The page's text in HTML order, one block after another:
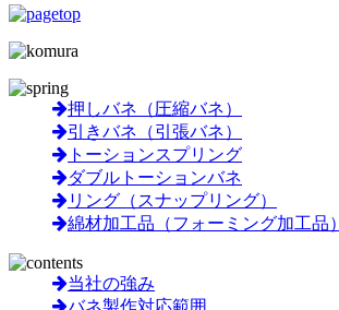
押しバネ（圧縮バネ）
引きバネ（引張バネ）
トーションスプリング
ダブルトーションバネ
リング（スナップリング）
綿材加工品（フォーミング加工品）
当社の強み
バネ製作対応範囲